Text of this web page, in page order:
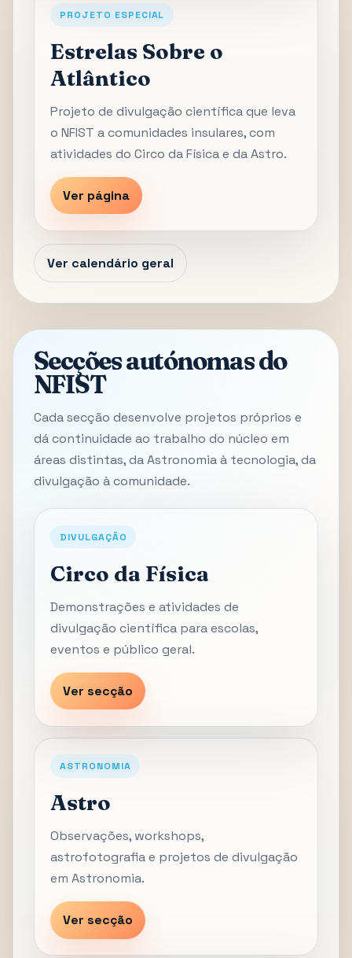
PROJETO ESPECIAL
Estrelas Sobre o
Atlântico
Projeto de divulgação científica que leva
o NFIST a comunidades insulares, com
atividades do Circo da Física e da Astro.
Ver página
Ver calendário geral
Secções autónomas do
NFIST
Cada secção desenvolve projetos próprios e
dá continuidade ao trabalho do núcleo em
áreas distintas, da Astronomia à tecnologia, da
divulgação à comunidade.
DIVULGAÇÃO
Circo da Física
Demonstrações e atividades de
divulgação científica para escolas,
eventos e público geral.
Ver secção
ASTRONOMIA
Astro
Observações, workshops,
astrofotografia e projetos de divulgação
em Astronomia.
Ver secção